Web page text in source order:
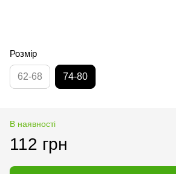
Розмір
62-68 74-80
В наявності
112 грн